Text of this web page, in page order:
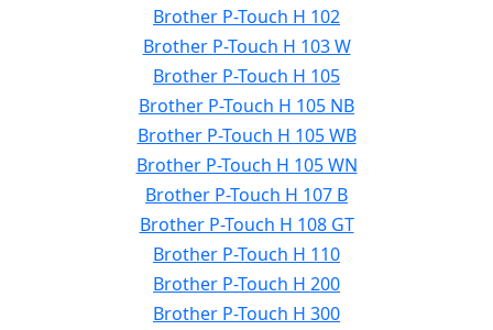
Brother P-Touch H 102
Brother P-Touch H 103 W
Brother P-Touch H 105
Brother P-Touch H 105 NB
Brother P-Touch H 105 WB
Brother P-Touch H 105 WN
Brother P-Touch H 107 B
Brother P-Touch H 108 GT
Brother P-Touch H 110
Brother P-Touch H 200
Brother P-Touch H 300